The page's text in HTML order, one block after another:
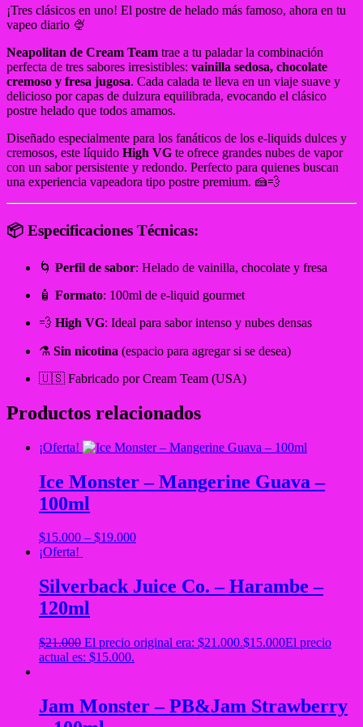
¡Tres clásicos en uno! El postre de helado más famoso, ahora en tu
vapeo diario 🍨
Neapolitan de Cream Team trae a tu paladar la combinación
perfecta de tres sabores irresistibles: vainilla sedosa, chocolate
cremoso y fresa jugosa. Cada calada te lleva en un viaje suave y
delicioso por capas de dulzura equilibrada, evocando el clásico
postre helado que todos amamos.
Diseñado especialmente para los fanáticos de los e-liquids dulces y
cremosos, este líquido High VG te ofrece grandes nubes de vapor
con un sabor persistente y redondo. Perfecto para quienes buscan
una experiencia vapeadora tipo postre premium. 🍰💨
📦 Especificaciones Técnicas:
🌀 Perfil de sabor: Helado de vainilla, chocolate y fresa
🧴 Formato: 100ml de e-liquid gourmet
💨 High VG: Ideal para sabor intenso y nubes densas
⚗️ Sin nicotina (espacio para agregar si se desea)
🇺🇸 Fabricado por Cream Team (USA)
Productos relacionados
¡Oferta!
Ice Monster – Mangerine Guava –
100ml
$15.000 – $19.000
¡Oferta!
Silverback Juice Co. – Harambe –
120ml
$21.000 El precio original era: $21.000.$15.000El precio
actual es: $15.000.
Jam Monster – PB&Jam Strawberry